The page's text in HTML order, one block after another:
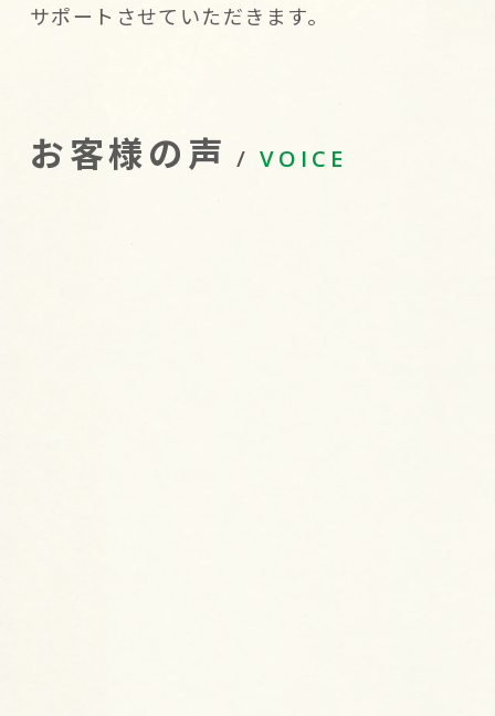
サポートさせていただきます。
お客様の声 VOICE